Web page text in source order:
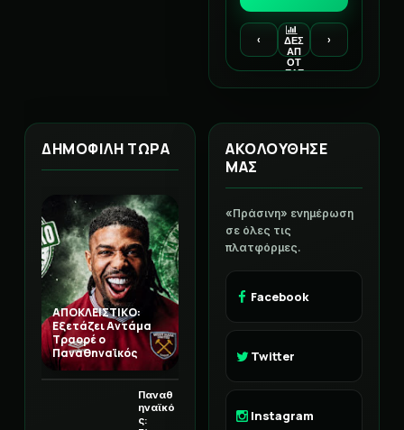
‹
ΔΕΣ
ΑΠ
ΟΤ
ΕΛΕ
›
ΔΗΜΟΦΙΛΗ ΤΩΡΑ
ΑΠΟΚΛΕΙΣΤΙΚΟ:
Εξετάζει Αντάμα
Τραορέ ο
Παναθηναϊκός
Παναθ
ηναϊκό
ς:
ΑΚΟΛΟΥΘΗΣΕ
ΜΑΣ
«Πράσινη» ενημέρωση
σε όλες τις
πλατφόρμες.
Facebook
Twitter
Instagram